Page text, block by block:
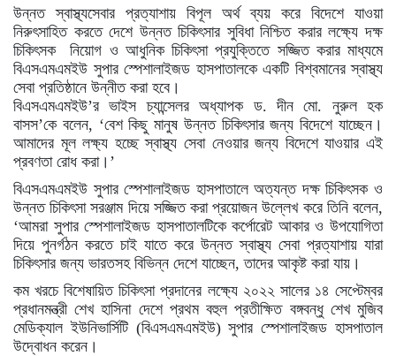
উন্নত স্বাস্থ্যসেবার প্রত্যাশায় বিপূল অর্থ ব্যয় করে বিদেশে যাওয়া
নিরুৎসাহিত করতে দেশে উন্নত চিকিৎসার সুবিধা নিশ্চিত করার লক্ষ্যে দক্ষ
চিকিৎসক নিয়োগ ও আধুনিক চিকিৎসা প্রযুক্তিতে সজ্জিত করার মাধ্যমে
বিএসএমএমইউ সুপার স্পেশালাইজড হাসপাতালকে একটি বিশ্বমানের স্বাস্থ্য
সেবা প্রতিষ্ঠানে উন্নীত করা হবে।
বিএসএমএমইউ’র ভাইস চ্যান্সেলর অধ্যাপক ড. দীন মো. নুরুল হক
বাসস’কে বলেন, ‘বেশ কিছু মানুষ উন্নত চিকিৎসার জন্য বিদেশে যাচ্ছেন।
আমাদের মূল লক্ষ্য হচ্ছে স্বাস্থ্য সেবা নেওয়ার জন্য বিদেশে যাওয়ার এই
প্রবণতা রোধ করা।’
বিএসএমএমইউ সুপার স্পেশালাইজড হাসপাতালে অত্যন্ত দক্ষ চিকিৎসক ও
উন্নত চিকিৎসা সরঞ্জাম দিয়ে সজ্জিত করা প্রয়োজন উল্লেখ করে তিনি বলেন,
‘আমরা সুপার স্পেশালাইজড হাসপাতালটিকে কর্পোরেট আকার ও উপযোগিতা
দিয়ে পুনর্গঠন করতে চাই যাতে করে উন্নত স্বাস্থ্য সেবা প্রত্যাশায় যারা
চিকিৎসার জন্য ভারতসহ বিভিন্ন দেশে যাচ্ছেন, তাদের আকৃষ্ট করা যায়।
কম খরচে বিশেষায়িত চিকিৎসা প্রদানের লক্ষ্যে ২০২২ সালের ১৪ সেপ্টেম্বর
প্রধানমন্ত্রী শেখ হাসিনা দেশে প্রথম বহুল প্রতীক্ষিত বঙ্গবন্ধু শেখ মুজিব
মেডিক্যাল ইউনিভার্সিটি (বিএসএমএমইউ) সুপার স্পেশালাইজড হাসপাতাল
উদ্বোধন করেন।